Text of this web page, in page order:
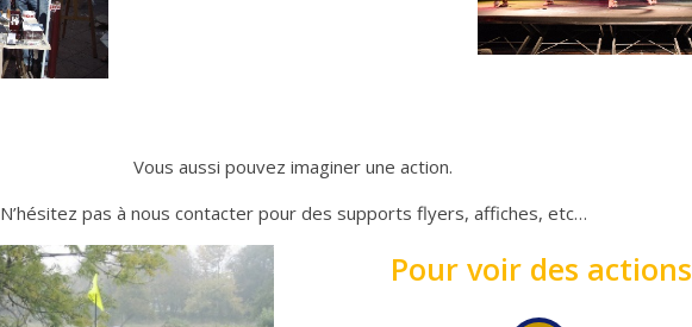
Vous aussi pouvez imaginer une action.
N’hésitez pas à nous contacter pour des supports flyers, affiches, etc…
Pour voir des actions